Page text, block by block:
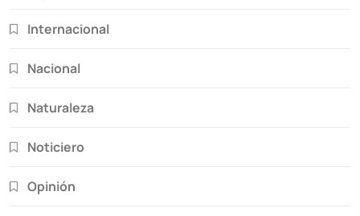
Internacional
Nacional
Naturaleza
Noticiero
Opinión